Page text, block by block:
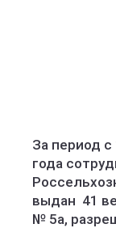
За период с
года
выдан 41
№ 5а,